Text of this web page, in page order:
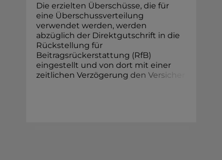
Die erzielten Überschüsse, die für
eine Überschussverteilung
verwendet werden, werden
abzüglich der Direktgutschrift in die
Rückstellung für
Beitragsrückerstattung (RfB)
eingestellt und von dort mit einer
zeitlichen Verzögerung den Versich